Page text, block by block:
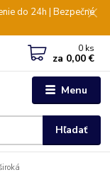
do 24h | Bezpečné
Menu
Hľadať
0 ks
za 0,00 €